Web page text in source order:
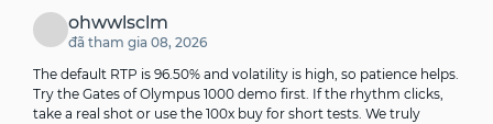
ohwwlsclm
đã tham gia 08, 2026
The default RTP is 96.50% and volatility is high, so patience helps.
Try the Gates of Olympus 1000 demo first. If the rhythm clicks,
take a real shot or use the 100x buy for short tests. We truly